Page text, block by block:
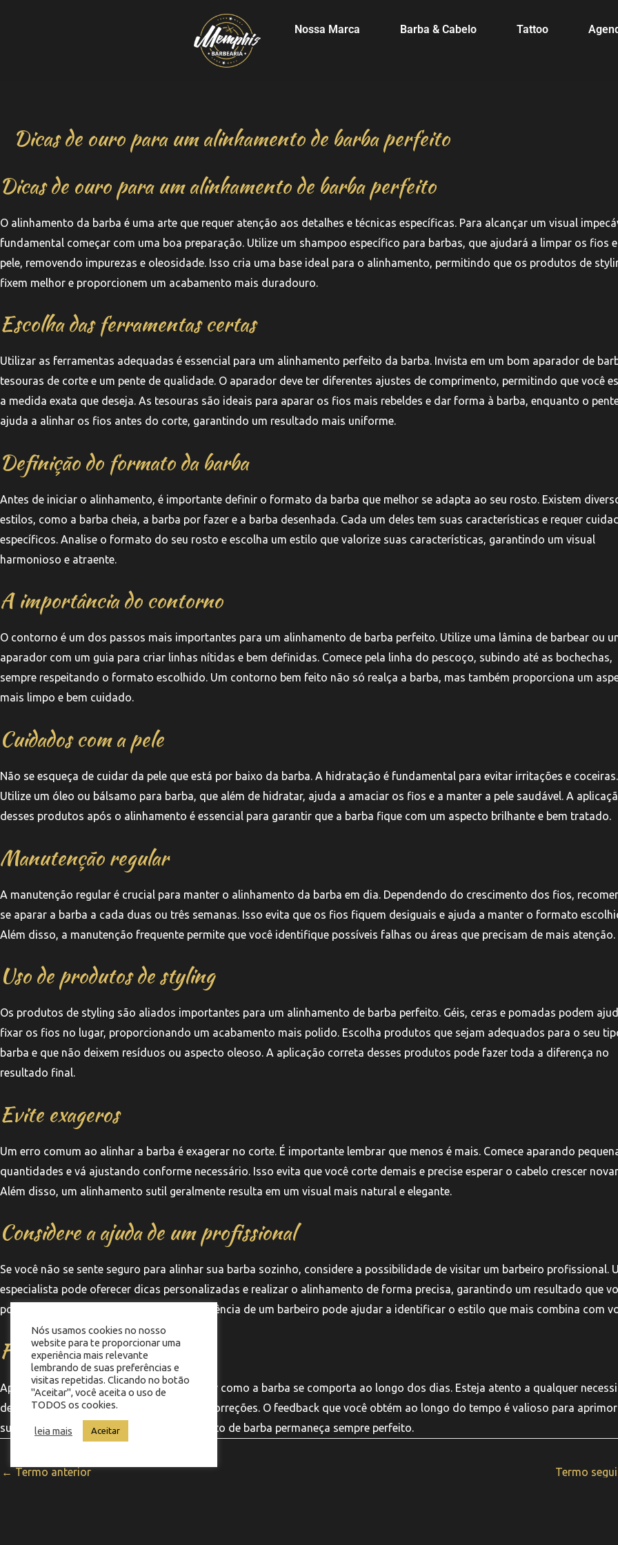
Nossa Marca Barba & Cabelo Tattoo
Dicas de ouro para um alinhamento de barba perfeito
Dicas de ouro para um alinhamento de barba perfeito
O alinhamento da barba é uma arte que requer atenção aos detalhes e técnicas específicas. Para alcançar um visual
fundamental começar com uma boa preparação. Utilize um shampoo específico para barbas, que ajudará a limpar os fios
pele, removendo impurezas e oleosidade. Isso cria uma base ideal para o alinhamento, permitindo que os produtos de
fixem melhor e proporcionem um acabamento mais duradouro.
Escolha das ferramentas certas
Utilizar as ferramentas adequadas é essencial para um alinhamento perfeito da barba. Invista em um bom aparador de
tesouras de corte e um pente de qualidade. O aparador deve ter diferentes ajustes de comprimento, permitindo que você
a medida exata que deseja. As tesouras são ideais para aparar os fios mais rebeldes e dar forma à barba, enquanto o
ajuda a alinhar os fios antes do corte, garantindo um resultado mais uniforme.
Definição do formato da barba
Antes de iniciar o alinhamento, é importante definir o formato da barba que melhor se adapta ao seu rosto. Existem
estilos, como a barba cheia, a barba por fazer e a barba desenhada. Cada um deles tem suas características e requer
específicos. Analise o formato do seu rosto e escolha um estilo que valorize suas características, garantindo um visual
harmonioso e atraente.
A importância do contorno
O contorno é um dos passos mais importantes para um alinhamento de barba perfeito. Utilize uma lâmina de barbear ou
aparador com um guia para criar linhas nítidas e bem definidas. Comece pela linha do pescoço, subindo até as bochechas,
sempre respeitando o formato escolhido. Um contorno bem feito não só realça a barba, mas também proporciona um
mais limpo e bem cuidado.
Cuidados com a pele
Não se esqueça de cuidar da pele que está por baixo da barba. A hidratação é fundamental para evitar irritações e coceiras.
Utilize um óleo ou bálsamo para barba, que além de hidratar, ajuda a amaciar os fios e a manter a pele saudável. A
desses produtos após o alinhamento é essencial para garantir que a barba fique com um aspecto brilhante e bem tratado.
Manutenção regular
A manutenção regular é crucial para manter o alinhamento da barba em dia. Dependendo do crescimento dos fios,
se aparar a barba a cada duas ou três semanas. Isso evita que os fios fiquem desiguais e ajuda a manter o formato
Além disso, a manutenção frequente permite que você identifique possíveis falhas ou áreas que precisam de mais atenção.
Uso de produtos de styling
Os produtos de styling são aliados importantes para um alinhamento de barba perfeito. Géis, ceras e pomadas podem
fixar os fios no lugar, proporcionando um acabamento mais polido. Escolha produtos que sejam adequados para o seu
barba e que não deixem resíduos ou aspecto oleoso. A aplicação correta desses produtos pode fazer toda a diferença no
resultado final.
Evite exageros
Um erro comum ao alinhar a barba é exagerar no corte. É importante lembrar que menos é mais. Comece aparando
quantidades e vá ajustando conforme necessário. Isso evita que você corte demais e precise esperar o cabelo crescer
Além disso, um alinhamento sutil geralmente resulta em um visual mais natural e elegante.
Considere a ajuda de um profissional
Se você não se sente seguro para alinhar sua barba sozinho, considere a possibilidade de visitar um barbeiro profissional.
especialista pode oferecer dicas personalizadas e realizar o alinhamento de forma precisa, garantindo um resultado que
pode replicar em casa. Além disso, a experiência de um barbeiro pode ajudar a identificar o estilo que mais combina com
Feedback e ajustes
Após o alinhamento, é importante observar como a barba se comporta ao longo dos dias. Esteja atento a qualquer
de ajuste e não hesite em fazer pequenas correções. O feedback que você obtém ao longo do tempo é valioso para
suas técnicas e garantir que seu alinhamento de barba permaneça sempre perfeito.
← Termo anterior Termo
Nós usamos cookies no nosso
website para te proporcionar uma
experiência mais relevante
lembrando de suas preferências e
visitas repetidas. Clicando no botão
"Aceitar", você aceita o uso de
TODOS os cookies.
leia mais Aceitar